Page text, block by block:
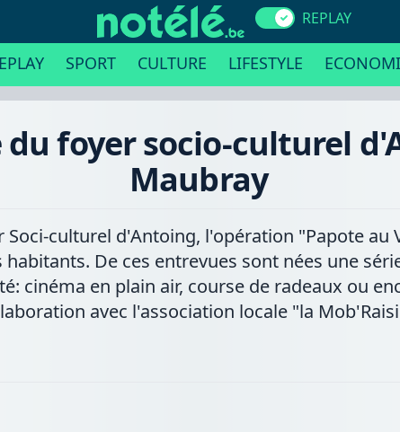
REPLAY
SPORT CULTURE LIFESTYLE
du foyer socio-culturel
Maubray
culturel d'Antoing, l'opération "Papote au
De ces entrevues sont nées une
cinéma en plain air, course de radeaux ou
avec l'association locale "la